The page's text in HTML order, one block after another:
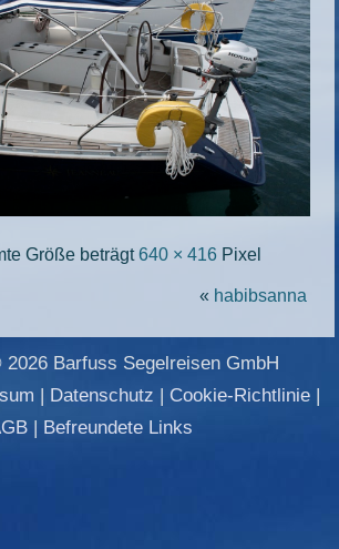
Größe beträgt640 × 416Pixel
« habibsanna
Barfuss Segelreisen GmbH
Datenschutz Cookie-Richtlinie|
Befreundete Links